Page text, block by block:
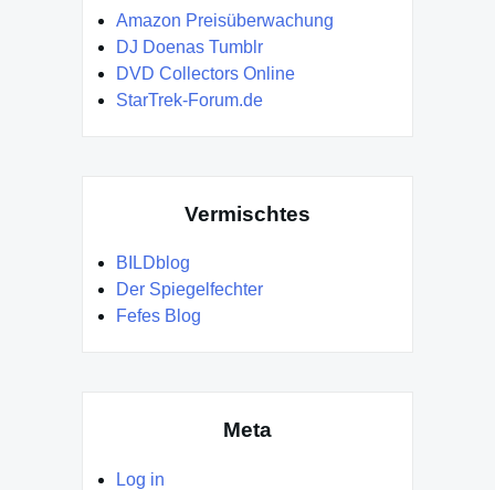
Amazon Preisüberwachung
DJ Doenas Tumblr
DVD Collectors Online
StarTrek-Forum.de
Vermischtes
BILDblog
Der Spiegelfechter
Fefes Blog
Meta
Log in